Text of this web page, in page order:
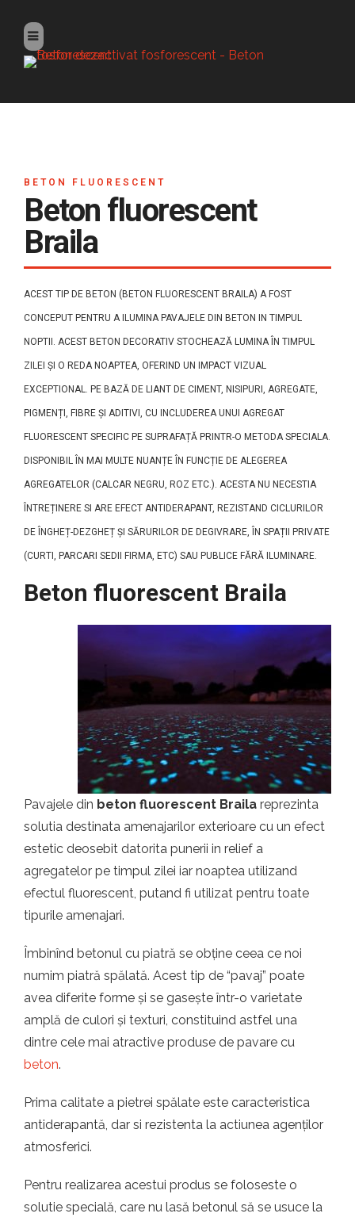
BETON FLUORESCENT
Beton fluorescent
Braila
ACEST TIP DE BETON (BETON FLUORESCENT BRAILA) A FOST
CONCEPUT PENTRU A ILUMINA PAVAJELE DIN BETON IN TIMPUL
NOPTII. ACEST BETON DECORATIV STOCHEAZĂ LUMINA ÎN TIMPUL
ZILEI ȘI O REDA NOAPTEA, OFERIND UN IMPACT VIZUAL
EXCEPTIONAL. PE BAZĂ DE LIANT DE CIMENT, NISIPURI, AGREGATE,
PIGMENȚI, FIBRE ȘI ADITIVI, CU INCLUDEREA UNUI AGREGAT
FLUORESCENT SPECIFIC PE SUPRAFAȚĂ PRINTR-O METODA SPECIALA.
DISPONIBIL ÎN MAI MULTE NUANȚE ÎN FUNCȚIE DE ALEGEREA
AGREGATELOR (CALCAR NEGRU, ROZ ETC.). ACESTA NU NECESTIA
ÎNTREȚINERE SI ARE EFECT ANTIDERAPANT, REZISTAND CICLURILOR
DE ÎNGHEȚ-DEZGHEȚ ȘI SĂRURILOR DE DEGIVRARE, ÎN SPAȚII PRIVATE
(CURTI, PARCARI SEDII FIRMA, ETC) SAU PUBLICE FĂRĂ ILUMINARE.
Beton fluorescent Braila
Pavajele din beton fluorescent Braila reprezinta
solutia destinata amenajarilor exterioare cu un efect
estetic deosebit datorita punerii in relief a
agregatelor pe timpul zilei iar noaptea utilizand
efectul fluorescent, putand fi utilizat pentru toate
tipurile amenajari.
Îmbinînd betonul cu piatră se obține ceea ce noi
numim piatră spălată. Acest tip de “pavaj” poate
avea diferite forme și se gasește într-o varietate
amplă de culori și texturi, constituind astfel una
dintre cele mai atractive produse de pavare cu
beton.
Prima calitate a pietrei spălate este caracteristica
antiderapantă, dar si rezistenta la actiunea agenților
atmosferici.
Pentru realizarea acestui produs se foloseste o
solutie specială, care nu lasă betonul să se usuce la